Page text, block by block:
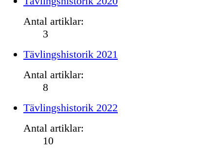
Antal artiklar:
3
Tävlingshistorik 2021
Antal artiklar:
8
Tävlingshistorik 2022
Antal artiklar:
10